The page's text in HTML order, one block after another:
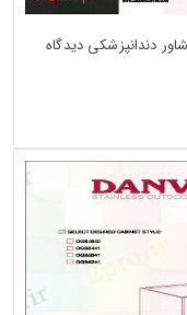
دندانپزشکی دیدگاه